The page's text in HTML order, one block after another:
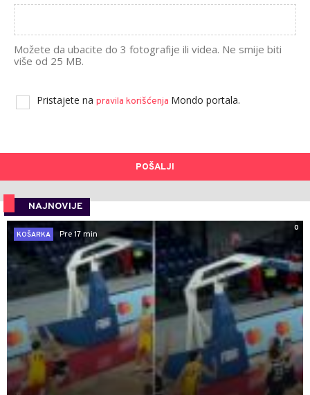
Možete da ubacite do 3 fotografije ili videa. Ne smije biti
više od 25 MB.
Pristajete na pravila korišćenja Mondo portala.
POŠALJI
NAJNOVIJE
0
KOŠARKA
Pre 17 min